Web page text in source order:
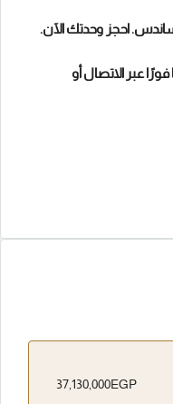
ساندس. احجز وحدتك الآن.
عبر الاتصال أو
37,130,000EGP